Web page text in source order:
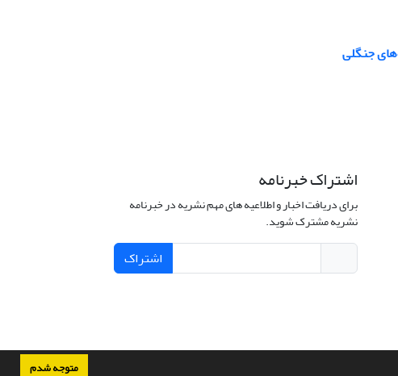
متوجه شدم
جنگلی
اشتراک خبرنامه
برای دریافت اخبار و اطلاعیه های مهم نشریه در خبرنامه
نشریه مشترک شوید.
اشتراک